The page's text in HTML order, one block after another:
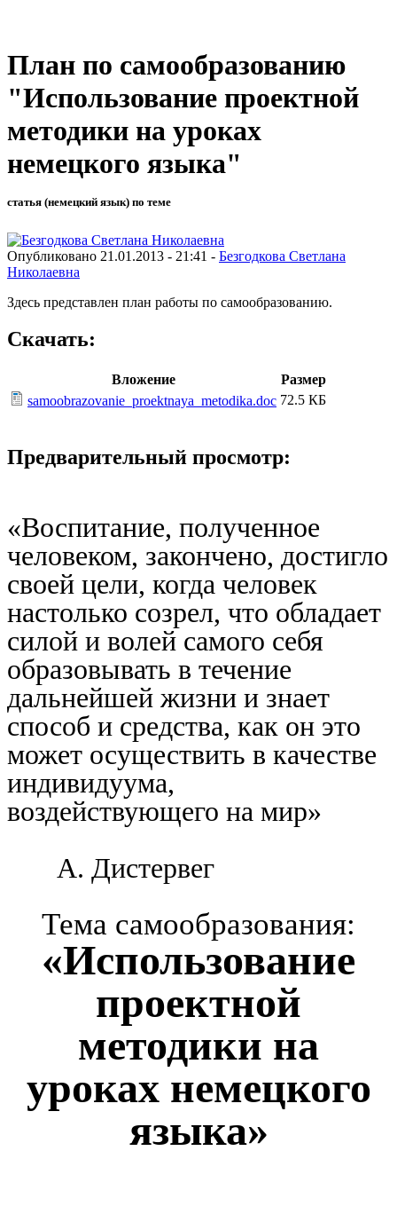
План по самообразованию
"Использование проектной
методики на уроках
немецкого языка"
статья (немецкий язык) по теме
Опубликовано 21.01.2013 - 21:41 - Безгодкова Светлана
Николаевна
Здесь представлен план работы по самообразованию.
Скачать:
Вложение
Размер
samoobrazovanie_proektnaya_metodika.doc 72.5 КБ
Предварительный просмотр:
«Воспитание, полученное
человеком, закончено, достигло
своей цели, когда человек
настолько созрел, что обладает
силой и волей самого себя
образовывать в течение
дальнейшей жизни и знает
способ и средства, как он это
может осуществить в качестве
индивидуума,
воздействующего на мир»
А. Дистервег
Тема самообразования:
«Использование
проектной
методики на
уроках немецкого
языка»